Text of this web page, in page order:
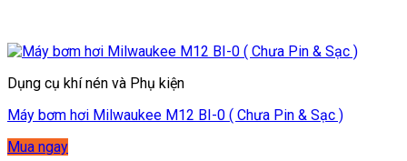
Dụng cụ khí nén và Phụ kiện
Máy bơm hơi Milwaukee M12 BI-0 ( Chưa Pin & Sạc )
Mua ngay